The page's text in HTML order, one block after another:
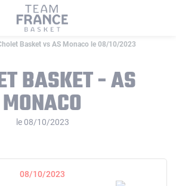
Basket vs AS Monaco le 08/10/2023
BASKET - AS
MONACO
le 08/10/2023
08/10/2023